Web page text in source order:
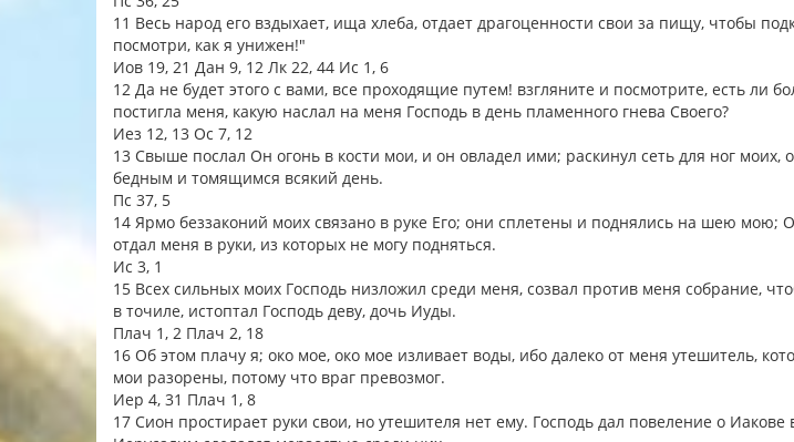
11 Весь народ его вздыхает, ища хлеба, отдает драгоценности свои за пищу, чтобы
посмотри, как я унижен!"
Иов 19, 21 Дан 9, 12 Лк 22, 44 Ис 1, 6
12 Да не будет этого с вами, все проходящие путем! взгляните и посмотрите, есть ли
постигла меня, какую наслал на меня Господь в день пламенного гнева Своего?
Иез 12, 13 Ос 7, 12
13 Свыше послал Он огонь в кости мои, и он овладел ими; раскинул сеть для ног моих,
бедным и томящимся всякий день.
Пс 37, 5
14 Ярмо беззаконий моих связано в руке Его; они сплетены и поднялись на шею мою;
отдал меня в руки, из которых не могу подняться.
Ис 3, 1
15 Всех сильных моих Господь низложил среди меня, созвал против меня собрание,
в точиле, истоптал Господь деву, дочь Иуды.
Плач 1, 2 Плач 2, 18
16 Об этом плачу я; око мое, око мое изливает воды, ибо далеко от меня утешитель,
мои разорены, потому что враг превозмог.
Иер 4, 31 Плач 1, 8
17 Сион простирает руки свои, но утешителя нет ему. Господь дал повеление о Иакове